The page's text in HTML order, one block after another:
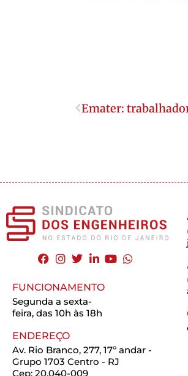
Emater:
FUNCIONAMENTO
Segunda a sexta-
feira, das 10h às 18h
ENDEREÇO
Av. Rio Branco, 277, 17º andar -
Grupo 1703 Centro - RJ
Cep: 20.040-009